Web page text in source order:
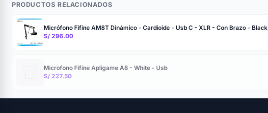
PRODUCTOS RELACIONADOS
Micrófono Fifine AM8T Dinámico - Cardioide - Usb C - XLR - Con Brazo - Black
S/ 296.00
Microfono Fifine Apligame A8 - White - Usb
S/ 227.50